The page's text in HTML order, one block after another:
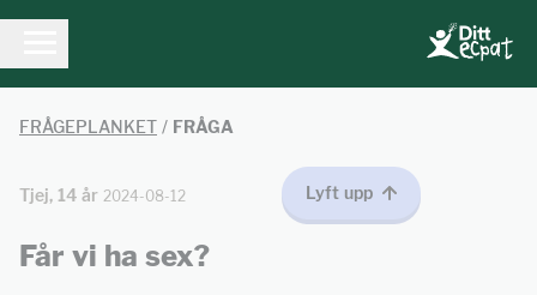
FRÅGEPLANKET / FRÅGA
Tjej, 14 år 2024-08-12 Lyft upp
Får vi ha sex?